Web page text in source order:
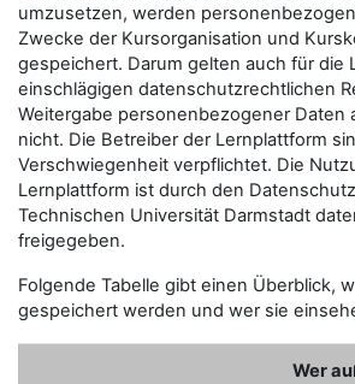
umzusetzen, werden
Zwecke der Kursorganisation und
gespeichert. Darum gelten auch für die
einschlägigen datenschutzrechtlichen
Weitergabe personenbezogener Daten
nicht. Die Betreiber der Lernplattform
Verschwiegenheit verpflichtet. Die
Lernplattform ist durch den
Technischen Universität Darmstadt
freigegeben.
Folgende Tabelle gibt einen Überblick,
gespeichert werden und wer sie
Wer